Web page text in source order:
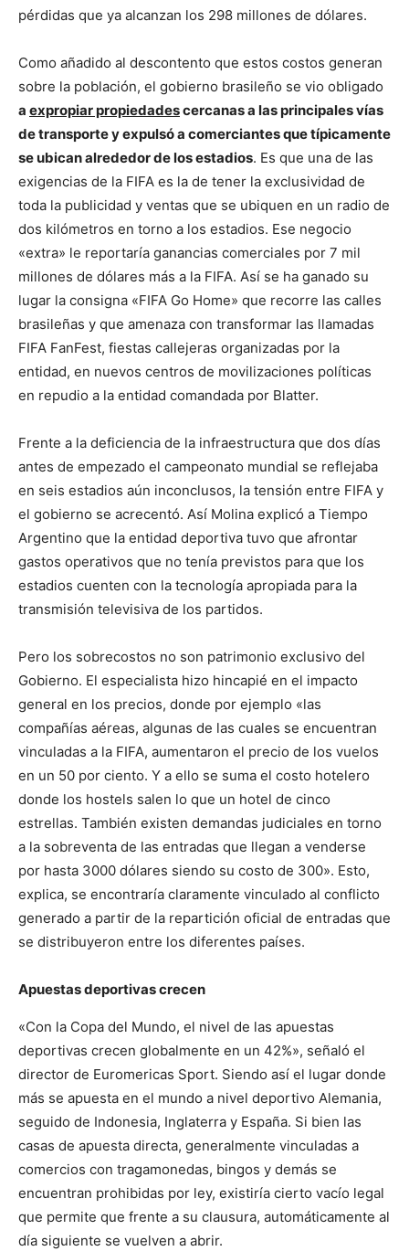
pérdidas que ya alcanzan los 298 millones de dólares.
Como añadido al descontento que estos costos generan
sobre la población, el gobierno brasileño se vio obligado
a expropiar propiedadescercanas a las principales vías
de transporte y expulsó a comerciantes que típicamente
se ubican alrededor de los estadios. Es que una de las
exigencias de la FIFA es la de tener la exclusividad de
toda la publicidad y ventas que se ubiquen en un radio de
dos kilómetros en torno a los estadios. Ese negocio
«extra» le reportaría ganancias comerciales por 7 mil
millones de dólares más a la FIFA. Así se ha ganado su
lugar la consigna «FIFA Go Home» que recorre las calles
brasileñas y que amenaza con transformar las llamadas
FIFA FanFest, fiestas callejeras organizadas por la
entidad, en nuevos centros de movilizaciones políticas
en repudio a la entidad comandada por Blatter.
Frente a la deficiencia de la infraestructura que dos días
antes de empezado el campeonato mundial se reflejaba
en seis estadios aún inconclusos, la tensión entre FIFA y
el gobierno se acrecentó. Así Molina explicó a Tiempo
Argentino que la entidad deportiva tuvo que afrontar
gastos operativos que no tenía previstos para que los
estadios cuenten con la tecnología apropiada para la
transmisión televisiva de los partidos.
Pero los sobrecostos no son patrimonio exclusivo del
Gobierno. El especialista hizo hincapié en el impacto
general en los precios, donde por ejemplo «las
compañías aéreas, algunas de las cuales se encuentran
vinculadas a la FIFA, aumentaron el precio de los vuelos
en un 50 por ciento. Y a ello se suma el costo hotelero
donde los hostels salen lo que un hotel de cinco
estrellas. También existen demandas judiciales en torno
a la sobreventa de las entradas que llegan a venderse
por hasta 3000 dólares siendo su costo de 300». Esto,
explica, se encontraría claramente vinculado al conflicto
generado a partir de la repartición oficial de entradas que
se distribuyeron entre los diferentes países.
Apuestas deportivas crecen
«Con la Copa del Mundo, el nivel de las apuestas
deportivas crecen globalmente en un 42%», señaló el
director de Euromericas Sport. Siendo así el lugar donde
más se apuesta en el mundo a nivel deportivo Alemania,
seguido de Indonesia, Inglaterra y España. Si bien las
casas de apuesta directa, generalmente vinculadas a
comercios con tragamonedas, bingos y demás se
encuentran prohibidas por ley, existiría cierto vacío legal
que permite que frente a su clausura, automáticamente al
día siguiente se vuelven a abrir.